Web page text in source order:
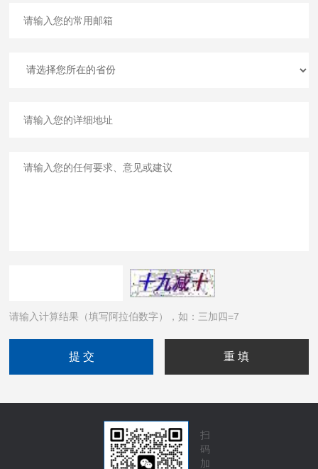
请输入计算结果（填写阿拉伯数字），如：三加四=7
扫
码
加